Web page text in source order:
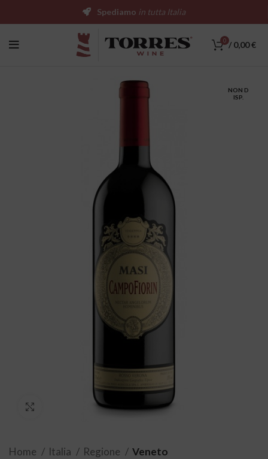
0 / 0,00€
NON D
ISP.
Click to enlarge
Home Italia Regione Veneto
Spediamo in tutta Italia